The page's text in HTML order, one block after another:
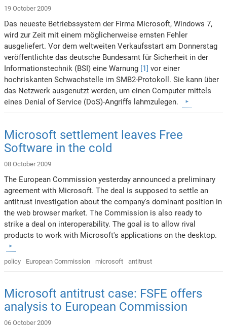
19 October 2009
Das neueste Betriebssystem der Firma Microsoft, Windows 7,
wird zur Zeit mit einem möglicherweise ernsten Fehler
ausgeliefert. Vor dem weltweiten Verkaufsstart am Donnerstag
veröffentlichte das deutsche Bundesamt für Sicherheit in der
Informationstechnik (BSI) eine Warnung [1] vor einer
hochriskanten Schwachstelle im SMB2-Protokoll. Sie kann über
das Netzwerk ausgenutzt werden, um einen Computer mittels
eines Denial of Service (DoS)-Angriffs lahmzulegen.
Microsoft settlement leaves Free
Software in the cold
08 October 2009
The European Commission yesterday announced a preliminary
agreement with Microsoft. The deal is supposed to settle an
antitrust investigation about the company's dominant position in
the web browser market. The Commission is also ready to
strike a deal on interoperability. The goal is to allow rival
products to work with Microsoft's applications on the desktop.
policy European Commission microsoft antitrust
Microsoft antitrust case: FSFE offers
analysis to European Commission
06 October 2009